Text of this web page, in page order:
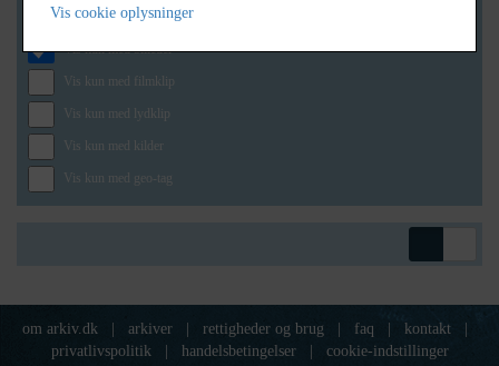
Generelt
Vis kun med billeder
Vis kun med filmklip
Vis kun med lydklip
Vis kun med kilder
Vis kun med geo-tag
om arkiv.dk arkiver rettigheder og brug faq kontakt
privatlivspolitik
handelsbetingelser cookie-indstillinger
Vis cookie oplysninger